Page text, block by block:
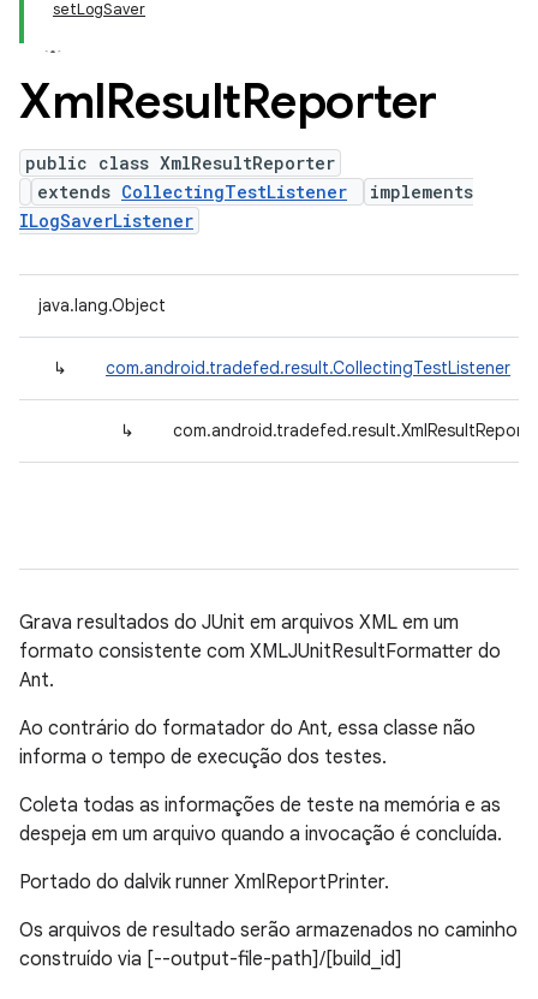
setLogSaver
XmlResultReporter
public class XmlResultReporter
extends CollectingTestListener
implements
ILogSaverListener
java.lang.Object
↳ com.android.tradefed.result.CollectingTestListener
↳
Grava resultados do JUnit em arquivos XML em um
formato consistente com XMLJUnitResultFormatter do
Ant.
Ao contrário do formatador do Ant, essa classe não
informa o tempo de execução dos testes.
Coleta todas as informações de teste na memória e as
despeja em um arquivo quando a invocação é concluída.
Portado do dalvik runner XmlReportPrinter.
Os arquivos de resultado serão armazenados no caminho
construído via [--output-file-path]/[build_id]